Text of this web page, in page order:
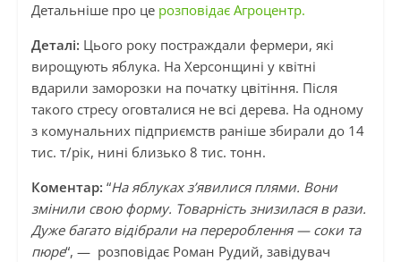
Детальніше про це розповідає Агроцентр.
Деталі: Цього року постраждали фермери, які
вирощують яблука. На Херсонщині у квітні
вдарили заморозки на початку цвітіння. Після
такого стресу оговталися не всі дерева. На одному
з комунальних підприємств раніше збирали до 14
тис. т/рік, нині близько 8 тис. тонн.
Коментар: “На яблуках з’явилися плями. Вони
змінили свою форму. Товарність знизилася в рази.
Дуже багато відібрали на перероблення — соки та
пюре“, — розповідає Роман Рудий, завідувач